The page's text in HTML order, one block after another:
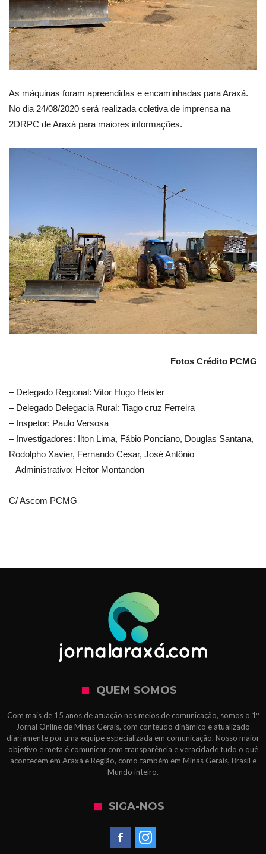
As máquinas foram apreendidas e encaminhadas para Araxá.
No dia 24/08/2020 será realizada coletiva de imprensa na
2DRPC de Araxá para maiores informações.
Fotos Crédito PCMG
– Delegado Regional: Vitor Hugo Heisler
– Delegado Delegacia Rural: Tiago cruz Ferreira
– Inspetor: Paulo Versosa
– Investigadores: Ilton Lima, Fábio Ponciano, Douglas Santana,
Rodolpho Xavier, Fernando Cesar, José Antônio
– Administrativo: Heitor Montandon
C/ Ascom PCMG
QUEM SOMOS
Com mais de 15 anos de atuação nos meios de comunicação, somos o 1º
Jornal Online de Minas Gerais, com conteúdo dinâmico e atualizado
diariamente por uma equipe especializada em comunicação. Nosso maior
objetivo e meta é comunicar com transparência e veracidade tudo o quê
acontecem em Araxá e Região, como também em Minas Gerais, Brasil e
Mundo inteiro.
SIGA-NOS